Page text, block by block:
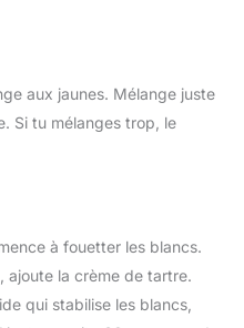
aux jaunes. Mélange juste
Si tu mélanges trop, le
à fouetter les blancs.
ajoute la crème de tartre.
qui stabilise les blancs,